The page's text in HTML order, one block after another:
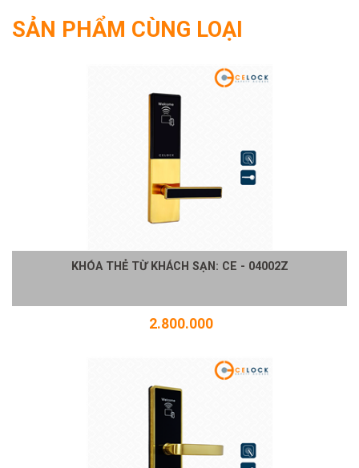
SẢN PHẨM CÙNG LOẠI
KHÓA THẺ TỪ KHÁCH SẠN: CE - 04002Z
2.800.000